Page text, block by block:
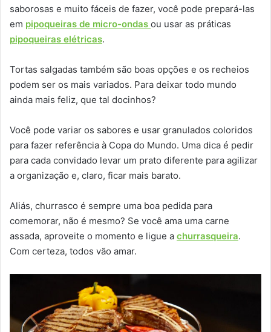
saborosas e muito fáceis de fazer, você pode prepará-las
em pipoqueiras de micro-ondas ou usar as práticas
pipoqueiras elétricas.
Tortas salgadas também são boas opções e os recheios
podem ser os mais variados. Para deixar todo mundo
ainda mais feliz, que tal docinhos?
Você pode variar os sabores e usar granulados coloridos
para fazer referência à Copa do Mundo. Uma dica é pedir
para cada convidado levar um prato diferente para agilizar
a organização e, claro, ficar mais barato.
Aliás, churrasco é sempre uma boa pedida para
comemorar, não é mesmo? Se você ama uma carne
assada, aproveite o momento e ligue a churrasqueira.
Com certeza, todos vão amar.